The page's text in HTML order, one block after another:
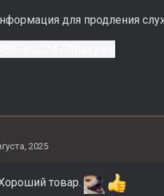
для продления
2025
товар.